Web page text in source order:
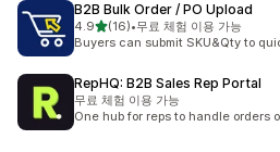
B2B Bulk Order / PO Upload
4.9별 5개 중
(16)
총 리뷰 16개
•무료 체험 이용 가능
Buyers can submit SKU&Qty to
RepHQ: B2B Sales Rep Portal
무료 체험 이용 가능
One hub for reps to handle orders